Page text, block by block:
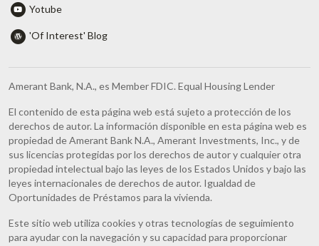
Yotube
'Of Interest' Blog
Amerant Bank, N.A., es Member FDIC. Equal Housing Lender
El contenido de esta página web está sujeto a protección de los
derechos de autor. La información disponible en esta página web es
propiedad de Amerant Bank N.A., Amerant Investments, Inc., y de
sus licencias protegidas por los derechos de autor y cualquier otra
propiedad intelectual bajo las leyes de los Estados Unidos y bajo las
leyes internacionales de derechos de autor. Igualdad de
Oportunidades de Préstamos para la vivienda.
Este sitio web utiliza cookies y otras tecnologías de seguimiento
para ayudar con la navegación y su capacidad para proporcionar